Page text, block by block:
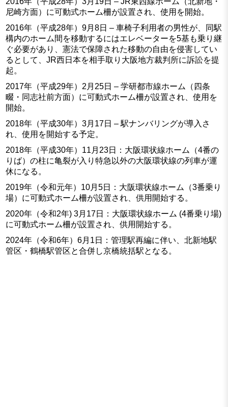
尼崎方面）に可動式ホーム柵が設置され、使用を開始。
2016年（平成28年）9月8日 – 車椅子利用者の男性が、同駅
構内のホーム間を移動するにはエレベーターを5基も乗り継
ぐ必要があり、憲法で保障された移動の自由を侵害してい
るとして、JR西日本を相手取り大阪地方裁判所に訴訟を提
起。
2017年（平成29年）2月25日 – 学研都市線ホーム（四条
畷・同志社前方面）に可動式ホーム柵が設置され、使用を
開始。
2018年（平成30年）3月17日 – 駅ナンバリングが導入さ
れ、使用を開始する予定。
2018年（平成30年）11月23日：大阪環状線ホーム（4番の
りば）の柱に亀裂が入り特急以外の大阪環状線の列車が運
休になる。
2019年（令和元年）10月5日：大阪環状線ホーム（3番乗り
場）に可動式ホーム柵が設置され、供用開始する。
2020年（令和2年) 3月17日：大阪環状線ホーム (4番乗り場)
に可動式ホーム柵が設置され、供用開始する。
2024年（令和6年）6月1日：管理駅再編に伴い、北新地駅
管区・鶴橋駅管区と合併し京橋統括駅となる。